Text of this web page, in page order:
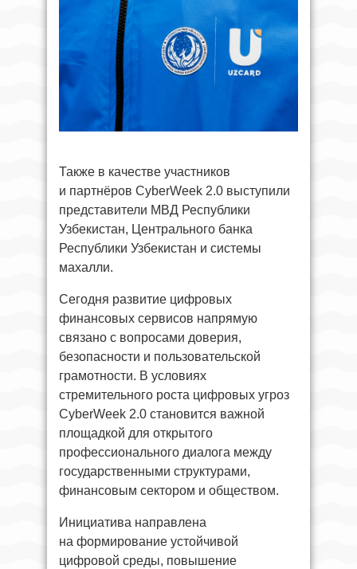
Также в качестве участников
и партнёров CyberWeek 2.0 выступили
представители МВД Республики
Узбекистан, Центрального банка
Республики Узбекистан и системы
махалли.
Сегодня развитие цифровых
финансовых сервисов напрямую
связано с вопросами доверия,
безопасности и пользовательской
грамотности. В условиях
стремительного роста цифровых угроз
CyberWeek 2.0 становится важной
площадкой для открытого
профессионального диалога между
государственными структурами,
финансовым сектором и обществом.
Инициатива направлена
на формирование устойчивой
цифровой среды, повышение